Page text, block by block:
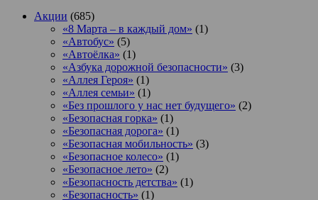
Акции (685)
«8 Марта – в каждый дом» (1)
«Автобус» (5)
«Автоёлка» (1)
«Азбука дорожной безопасности» (3)
«Аллея Героя» (1)
«Аллея семьи» (1)
«Без прошлого у нас нет будущего» (2)
«Безопасная горка» (1)
«Безопасная дорога» (1)
«Безопасная мобильность» (3)
«Безопасное колесо» (1)
«Безопасное лето» (2)
«Безопасность детства» (1)
«Безопасность» (1)